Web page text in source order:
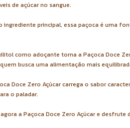
de açúcar no sangue.
ingrediente principal, essa paçoca é uma
como adoçante torna a Paçoca Doce
busca uma alimentação mais
Doce Zero Açúcar carrega o sabor
o paladar.
a Paçoca Doce Zero Açúcar e